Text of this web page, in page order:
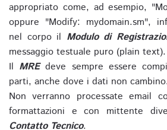
appropriato come, ad esempio,
oppure "Modify: mydomain.sm",
nel corpo il Modulo di
messaggio testuale puro (plain text).
Il MREdeve sempre essere
parti, anche dove i dati non cambino.
Non verranno processate email
formattazioni e con mittente
Contatto Tecnico.